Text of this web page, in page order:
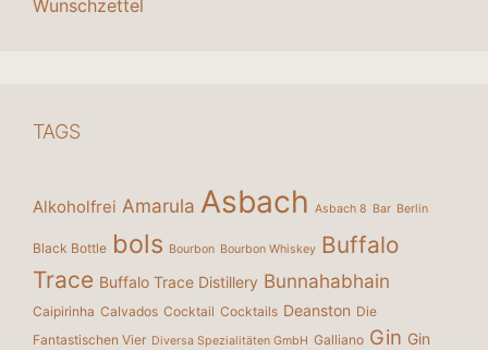
Wunschzettel
TAGS
Alkoholfrei Amarula Asbach Asbach 8 Bar Berlin
Black Bottle bols Bourbon Bourbon Whiskey Buffalo
Trace Buffalo Trace Distillery Bunnahabhain
Caipirinha Calvados Cocktail Cocktails Deanston Die
Fantastischen Vier Diversa Spezialitäten GmbH Galliano Gin Gin